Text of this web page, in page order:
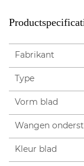
Fabrikant
Type
Vorm blad
Wangen
Kleur blad